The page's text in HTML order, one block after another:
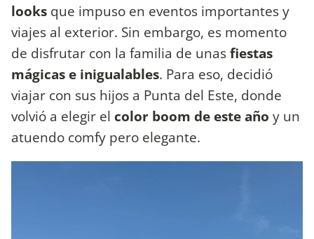
looks que impuso en eventos importantes y
viajes al exterior. Sin embargo, es momento
de disfrutar con la familia de unasfiestas
mágicas e inigualables. Para eso, decidió
viajar con sus hijos a Punta del Este, donde
volvió a elegir el color boom de este año y un
atuendo comfy pero elegante.